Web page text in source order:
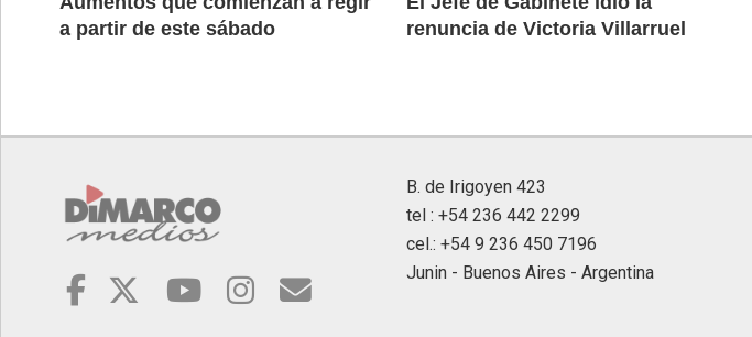
a partir de este sábado
renuncia de Victoria Villarruel
B. de Irigoyen 423
tel : +54 236 442 2299
cel.: +54 9 236 450 7196
Junin - Buenos Aires - Argentina